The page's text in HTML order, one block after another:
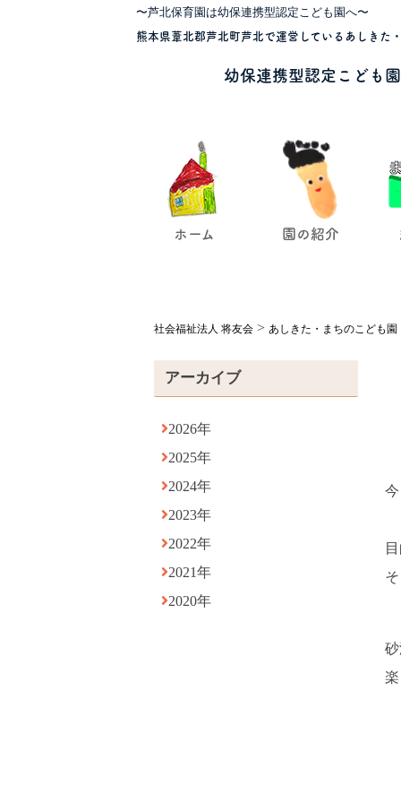
〜芦北保育園は幼保連携型認定こども園へ〜
熊本県葦北郡芦北町芦北で運営しているあしきた
幼保連携型認定こども園
ホーム 園の紹介
社会福祉法人 将友会 > あしきた・まちのこども園
アーカイブ
2026年
2025年
2024年
2023年
2022年
2021年
2020年